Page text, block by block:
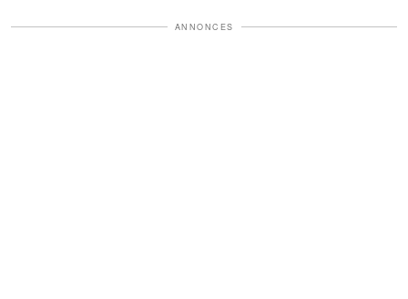
ANNONCES